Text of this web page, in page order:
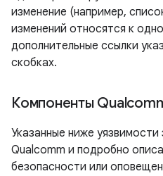
изменение (например,
изменений относятся к
дополнительные ссылки
скобках.
Компоненты
Указанные ниже
Qualcomm и подробно
безопасности или